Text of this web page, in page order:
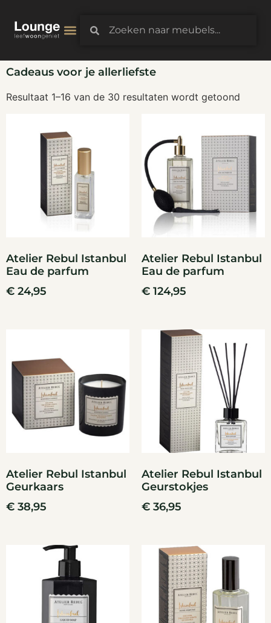
Cadeaus voor je allerliefste
Resultaat 1–16 van de 30 resultaten wordt getoond
Atelier Rebul Istanbul
Eau de parfum
€ 24,95
Atelier Rebul Istanbul
Eau de parfum
€ 124,95
Atelier Rebul Istanbul
Geurkaars
€ 38,95
Atelier Rebul Istanbul
Geurstokjes
€ 36,95